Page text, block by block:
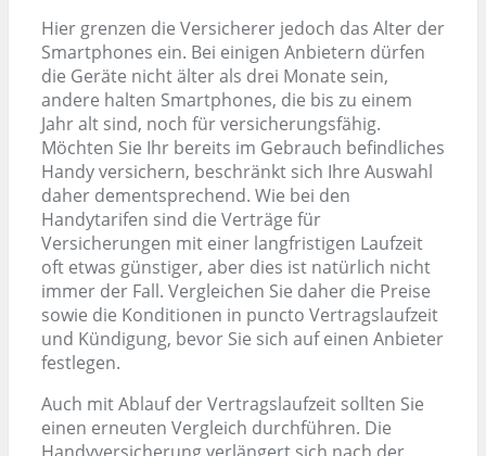
Hier grenzen die Versicherer jedoch das Alter der
Smartphones ein. Bei einigen Anbietern dürfen
die Geräte nicht älter als drei Monate sein,
andere halten Smartphones, die bis zu einem
Jahr alt sind, noch für versicherungsfähig.
Möchten Sie Ihr bereits im Gebrauch befindliches
Handy versichern, beschränkt sich Ihre Auswahl
daher dementsprechend. Wie bei den
Handytarifen sind die Verträge für
Versicherungen mit einer langfristigen Laufzeit
oft etwas günstiger, aber dies ist natürlich nicht
immer der Fall. Vergleichen Sie daher die Preise
sowie die Konditionen in puncto Vertragslaufzeit
und Kündigung, bevor Sie sich auf einen Anbieter
festlegen.
Auch mit Ablauf der Vertragslaufzeit sollten Sie
einen erneuten Vergleich durchführen. Die